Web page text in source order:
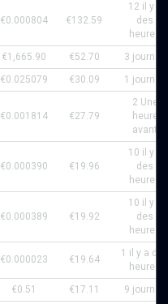
€0.000804 €132.59
12 il y a
des
heures
€1,665.90 €52.70
3 journée
€0.025079 €30.09 1 journée
€0.001814 €27.79
2 Une
heure
avant
€0.000390 €19.96
10 il y a
des
heures
€0.000389 €19.92
10 il y a
des
heures
€0.000023 €19.64
1 il y a des
heures
€0.51 €17.11 9 journée